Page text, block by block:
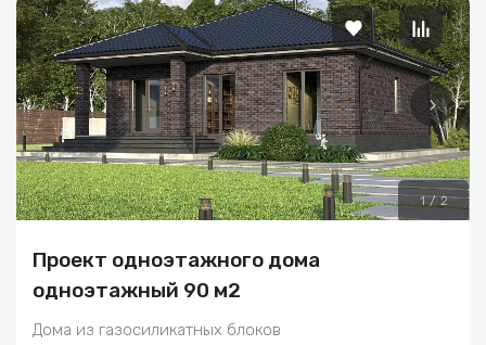
1 / 2
Проект одноэтажного дома
одноэтажный 90 м2
Дома из газосиликатных блоков